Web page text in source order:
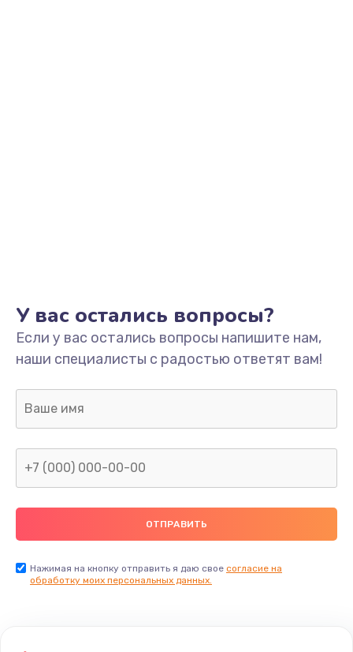
Замена/Pемонт карбюратора
1300 руб.
Заказать
Ремонт капиллярной трубки
400 руб.
Заказать
У вас остались вопросы?
Если у вас остались вопросы напишите нам,
наши специалисты с радостью ответят вам!
Нажимая на кнопку отправить я даю свое согласие на
обработку моих персональных данных.